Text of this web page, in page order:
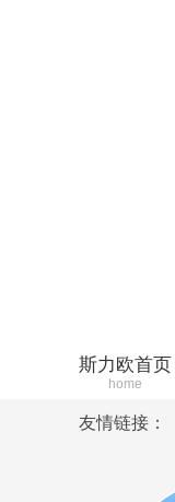
斯力欧首页
home
友情链接：